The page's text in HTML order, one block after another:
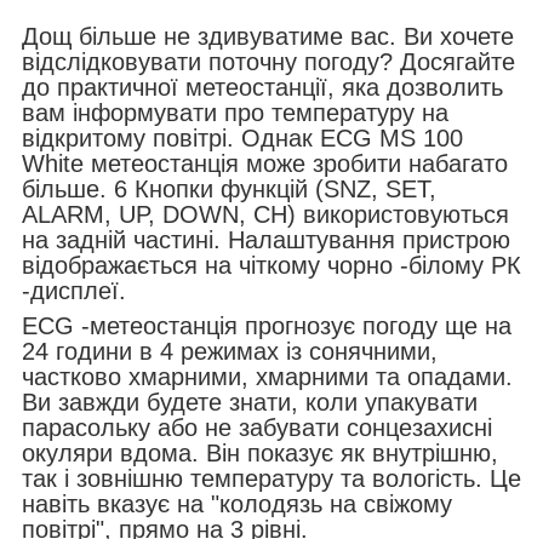
Дощ більше не здивуватиме вас. Ви хочете
відслідковувати поточну погоду? Досягайте
до практичної метеостанції, яка дозволить
вам інформувати про температуру на
відкритому повітрі. Однак ECG MS 100
White метеостанція може зробити набагато
більше. 6 Кнопки функцій (SNZ, SET,
ALARM, UP, DOWN, CH) використовуються
на задній частині. Налаштування пристрою
відображається на чіткому чорно -білому РК
-дисплеї.
ECG -метеостанція прогнозує погоду ще на
24 години в 4 режимах із сонячними,
частково хмарними, хмарними та опадами.
Ви завжди будете знати, коли упакувати
парасольку або не забувати сонцезахисні
окуляри вдома. Він показує як внутрішню,
так і зовнішню температуру та вологість. Це
навіть вказує на "колодязь на свіжому
повітрі", прямо на 3 рівні.